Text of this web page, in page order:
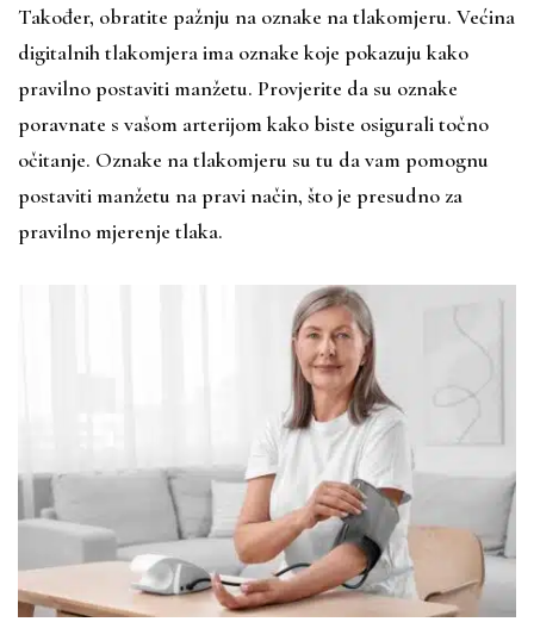
Također, obratite pažnju na oznake na tlakomjeru. Većina
digitalnih tlakomjera ima oznake koje pokazuju kako
pravilno postaviti manžetu. Provjerite da su oznake
poravnate s vašom arterijom kako biste osigurali točno
očitanje. Oznake na tlakomjeru su tu da vam pomognu
postaviti manžetu na pravi način, što je presudno za
pravilno mjerenje tlaka.